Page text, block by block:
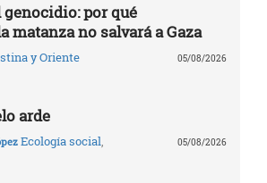
genocidio: por qué
matanza no salvará a Gaza
y Oriente
05/08/2026
arde
Ecología social,
05/08/2026